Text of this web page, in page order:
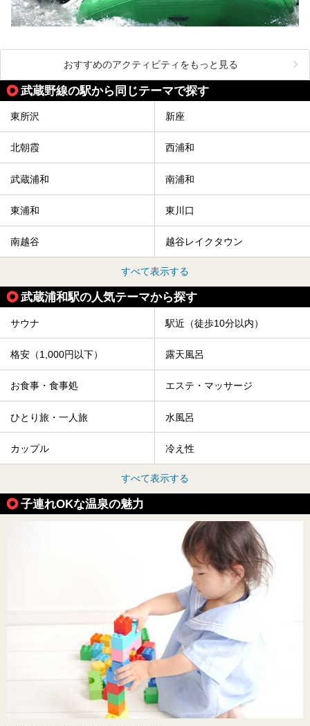
おすすめのアクティビティをもっと見る
武蔵野線の駅から同じテーマで探す
東所沢 新座
北朝霞 西浦和
武蔵浦和 南浦和
東浦和 東川口
南越谷 越谷レイクタウン
すべて表示する
武蔵浦和駅の人気テーマから探す
サウナ 駅近（徒歩10分以内）
格安（1,000円以下） 露天風呂
お食事・食事処 エステ・マッサージ
ひとり旅・一人旅 水風呂
カップル 冷え性
すべて表示する
子連れOKな温泉の魅力